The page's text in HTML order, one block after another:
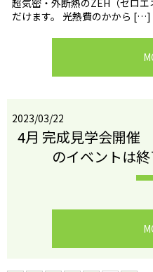
超気密・外断熱のZEH（ゼロ
だけます。 光熱費のかから […]
2023/03/22
4月 完成見学会開催
のイベントは終